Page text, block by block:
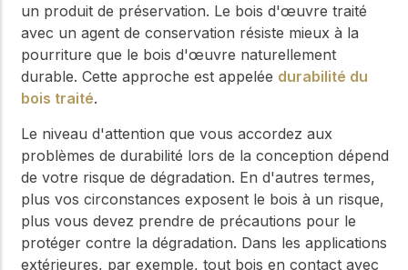
un produit de préservation. Le bois d'œuvre traité
avec un agent de conservation résiste mieux à la
pourriture que le bois d'œuvre naturellement
durable. Cette approche est appelée durabilité du
bois traité.
Le niveau d'attention que vous accordez aux
problèmes de durabilité lors de la conception dépend
de votre risque de dégradation. En d'autres termes,
plus vos circonstances exposent le bois à un risque,
plus vous devez prendre de précautions pour le
protéger contre la dégradation. Dans les applications
extérieures, par exemple, tout bois en contact avec